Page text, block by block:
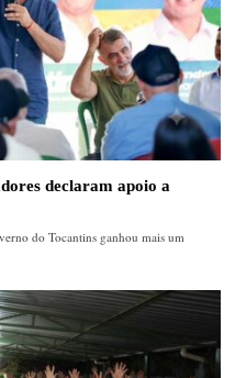
declaram apoio a
do Tocantins ganhou mais um